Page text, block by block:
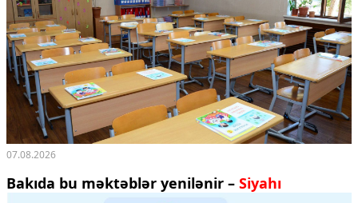
07.08.2026
Bakıda bu məktəblər yenilənir – Siyahı